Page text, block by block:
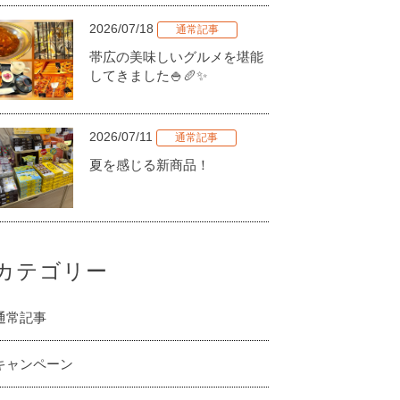
2026/07/18 通常記事
帯広の美味しいグルメを堪能
してきました🍚🥖✨
2026/07/11 通常記事
夏を感じる新商品！
テゴリー
常記事
ャンペーン